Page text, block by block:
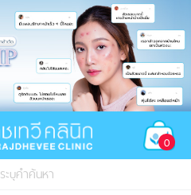
0
ระบุคำค้นหา